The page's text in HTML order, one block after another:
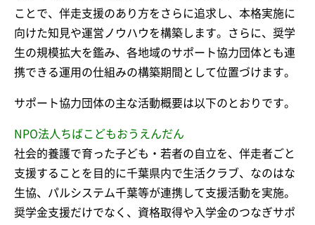
ことで、伴走支援のあり方をさらに追求し、本格実施に
向けた知見や運営ノウハウを構築します。さらに、奨学
生の規模拡大を鑑み、各地域のサポート協力団体とも連
携できる運用の仕組みの構築期間として位置づけます。
サポート協力団体の主な活動概要は以下のとおりです。
NPO法人ちばこどもおうえんだん
社会的養護で育った子ども・若者の自立を、伴走者ごと
支援することを目的に千葉県内で生活クラブ、なのはな
生協、パルシステム千葉等が連携して支援活動を実施。
奨学金支援だけでなく、資格取得や入学金のつなぎサポ